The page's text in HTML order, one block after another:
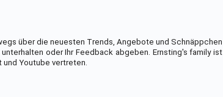
über die neuesten Trends, Angebote und Schnäppchen
oder Ihr Feedback abgeben. Ernsting's family ist
Youtube vertreten.